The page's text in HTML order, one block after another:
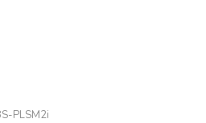
PLSM2i